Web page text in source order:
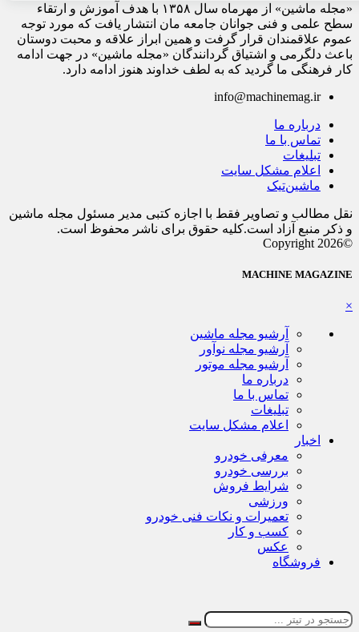
«مجله ماشین» از مهرماه سال ۱۳۵۸ با هدف آموزش و ارتقاء
سطح علمی و فنی جوانان جامعه مان انتشار یافت که مورد توجه
عموم علاقمندان قرار گرفت و همین ابراز علاقه و محبت دوستان
باعث دلگرمی و اشتیاق گردانندگان «مجله ماشین» در جهت ادامه
کار فرهنگی ما گردید که به لطف خداوند هنوز ادامه دارد.
info@machinemag.ir
درباره ما
تماس با ما
تبلیغات
اعلام مشکل سایت
ماشین‌تیک
نقل مطالب و تصاویر فقط با اجازه کتبی مدیر مسئول مجله ماشین
و ذکر منبع آزاد است.کلیه حقوق برای ناشر محفوظ است.
©Copyright 2026
MACHINE MAGAZINE
×
آرشیو مجله ماشین
آرشیو مجله نوآور
آرشیو مجله موتور
درباره ما
تماس با ما
تبلیغات
اعلام مشکل سایت
اخبار
معرفی خودرو
بررسی خودرو
شرایط فروش
ورزشی
تعمیرات و نکات فنی خودرو
کسب و کار
عکس
فروشگاه